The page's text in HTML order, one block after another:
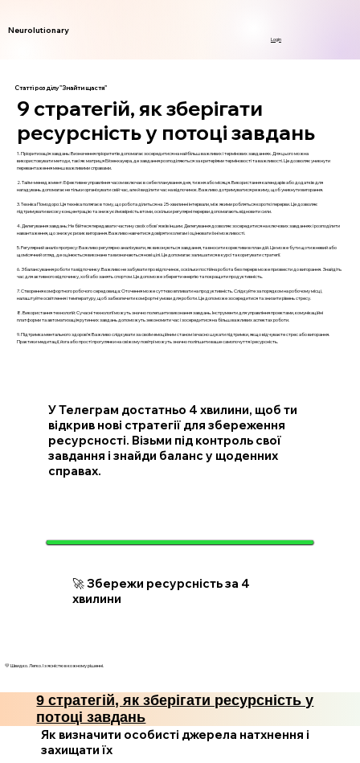
Neurolutionary
Login
Статті розділу "Знайти щастя"
9 стратегій, як зберігати
ресурсність у потоці завдань
1. Пріоритизація завдань: Визначення пріоритетів допомагає зосередитися на найбільш важливих і термінових завданнях. Для цього можна
використовувати методи, такі як матриця Ейзенхауера, де завдання розподіляються за критеріями терміновості та важливості. Це дозволяє уникнути
перевантаження менш важливими справами.
2. Тайм-менеджмент: Ефективне управління часом включає в себе планування дня, тижня або місяця. Використання календарів або додатків для
нагадувань допомагає не тільки організувати свій час, але й виділити час на відпочинок. Важливо дотримуватися режиму, щоб уникнути вигорання.
3. Техніка Помодоро: Ця техніка полягає в тому, що робота ділиться на 25-хвилинні інтервали, між якими робляться короткі перерви. Це дозволяє
підтримувати високу концентрацію та знижує ймовірність втоми, оскільки регулярні перерви допомагають відновити сили.
4. Делегування завдань: Не бійтеся передавати частину своїх обов'язків іншим. Делегування дозволяє зосередитися на ключових завданнях і розподілити
навантаження, що знижує ризик вигорання. Важливо навчитися довіряти колегам і оцінювати їхні можливості.
5. Регулярний аналіз прогресу: Важливо регулярно аналізувати, як виконуються завдання, та вносити корективи в план дій. Це може бути щотижневий або
щомісячний огляд, де оцінюється виконане та визначаються нові цілі. Це допомагає залишатися в курсі та коригувати стратегії.
6. Збалансування роботи та відпочинку: Важливо не забувати про відпочинок, оскільки постійна робота без перерв може призвести до вигорання. Знайдіть
час для активного відпочинку, хобі або занять спортом. Це допоможе зберегти енергію та покращити продуктивність.
7. Створення комфортного робочого середовища: Оточення може суттєво впливати на продуктивність. Слідкуйте за порядком на робочому місці,
налаштуйте освітлення і температуру, щоб забезпечити комфортні умови для роботи. Це допоможе зосередитися та знизити рівень стресу.
8. Використання технологій: Сучасні технології можуть значно полегшити виконання завдань. Інструменти для управління проектами, комунікаційні
платформи та автоматизація рутинних завдань допоможуть зекономити час і зосередитися на більш важливих аспектах роботи.
9. Підтримка ментального здоров’я: Важливо слідкувати за своїм емоційним станом і вчасно шукати підтримки, якщо відчуваєте стрес або вигорання.
Практики медитації, йога або прості прогулянки на свіжому повітрі можуть значно поліпшити ваше самопочуття і ресурсність.
У Телеграм достатньо 4 хвилини, щоб ти
відкрив нові стратегії для збереження
ресурсності. Візьми під контроль свої
завдання і знайди баланс у щоденних
справах.
🚀 Збережи ресурсність за 4
хвилини
💛 Швидко. Легко. І з ясністю в кожному рішенні.
9 стратегій, як зберігати ресурсність у
потоці завдань
Як визначити особисті джерела натхнення і
захищати їх